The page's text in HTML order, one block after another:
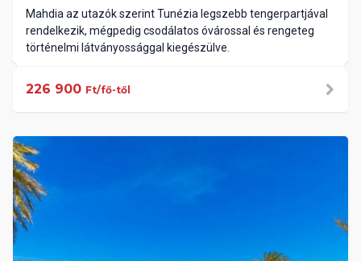
Mahdia az utazók szerint Tunézia legszebb tengerpartjával
rendelkezik, mégpedig csodálatos óvárossal és rengeteg
történelmi látványossággal kiegészülve.
226 900 Ft/fő-től